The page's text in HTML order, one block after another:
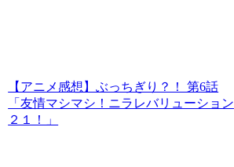
【アニメ感想】ぶっちぎり？！ 第6話
「友情マシマシ！ニラレバリューション
２１！」